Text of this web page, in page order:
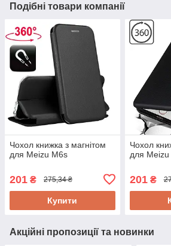
Подібні товари компанії
Чохол книжка з магнітом
для Meizu M6s
201 ₴ 275,34 ₴
Купити
Чохол
для
201₴
Акційні пропозиції та новинки